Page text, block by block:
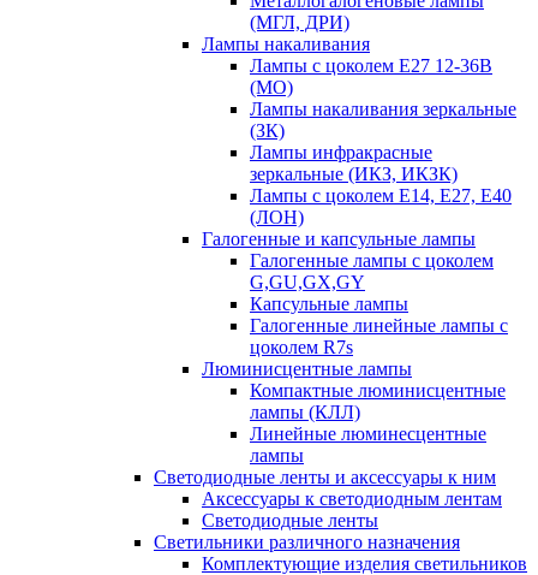
(МГЛ, ДРИ)
Лампы накаливания
Лампы с цоколем Е27 12-36В
(МО)
Лампы накаливания зеркальные
(ЗК)
Лампы инфракрасные
зеркальные (ИКЗ, ИКЗК)
Лампы с цоколем Е14, Е27, Е40
(ЛОН)
Галогенные и капсульные лампы
Галогенные лампы с цоколем
G,GU,GX,GY
Капсульные лампы
Галогенные линейные лампы с
цоколем R7s
Люминисцентные лампы
Компактные люминисцентные
лампы (КЛЛ)
Линейные люминесцентные
лампы
Светодиодные ленты и аксессуары к ним
Аксессуары к светодиодным лентам
Светодиодные ленты
Светильники различного назначения
Комплектующие изделия светильников